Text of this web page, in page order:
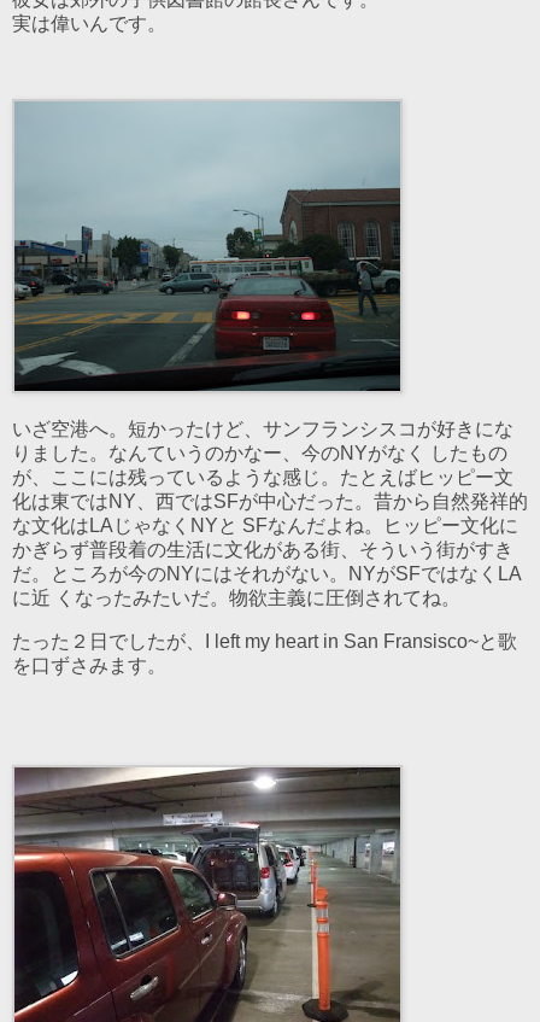
実は偉いんです。
いざ空港へ。短かったけど、サンフランシスコが好きにな
りました。なんていうのかなー、今のNYがなく したもの
が、ここには残っているような感じ。たとえばヒッピー文
化は東ではNY、西ではSFが中心だった。昔から自然発祥的
な文化はLAじゃなくNYと SFなんだよね。ヒッピー文化に
かぎらず普段着の生活に文化がある街、そういう街がすき
だ。ところが今のNYにはそれがない。NYがSFではなくLA
に近 くなったみたいだ。物欲主義に圧倒されてね。
たった２日でしたが、I left my heart in San Fransisco~と歌
を口ずさみます。